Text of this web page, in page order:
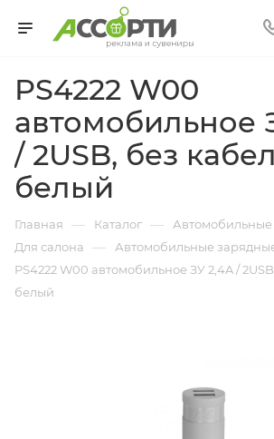
PS4222 W00
автомобильное
/ 2USB, без
белый
Главная — Каталог — Автомобильные
Для салона — Автомобильные
PS4222 W00 автомобильное ЗУ 2,4A /
белый